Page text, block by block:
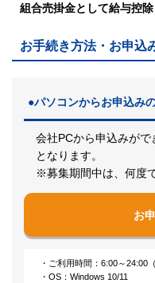
組合売掛金として給与控除
お手続き方法・お申込
●パソコンからお申込み
会社PCから申込みが
となります。
※募集期間中は、何度
お
・ご利用時間：6:00～24:00
・OS：Windows 10/11